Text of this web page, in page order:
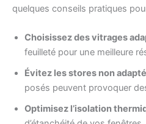
quelques conseils pratiques
Choisissez des vitrages
feuilleté pour une meilleure
Évitez les stores non
posés peuvent provoquer
Optimisez l’isolation